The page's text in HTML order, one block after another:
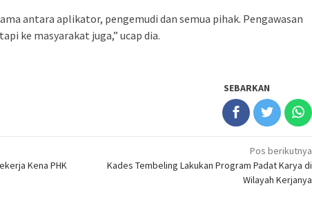
antara aplikator, pengemudi dan semua pihak. Pengawasan
ke masyarakat juga,” ucap dia.
SEBARKAN
Kena PHK
Pos berikutnya
Kades Tembeling Lakukan Program Padat Karya di
Wilayah Kerjanya